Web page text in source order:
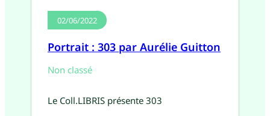
02/06/2022
Portrait : 303 par Aurélie Guitton
Non classé
Le Coll.LIBRIS présente 303